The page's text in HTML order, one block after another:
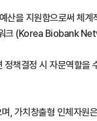
을 지원함으로써 체계
워크 (Korea Biobank
책결정 시 자문역할을
가치창출형 인체자원